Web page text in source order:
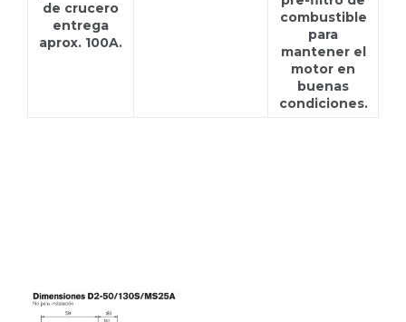
de crucero
entrega
aprox. 100A.
combustible
para
mantener el
motor en
buenas
condiciones.